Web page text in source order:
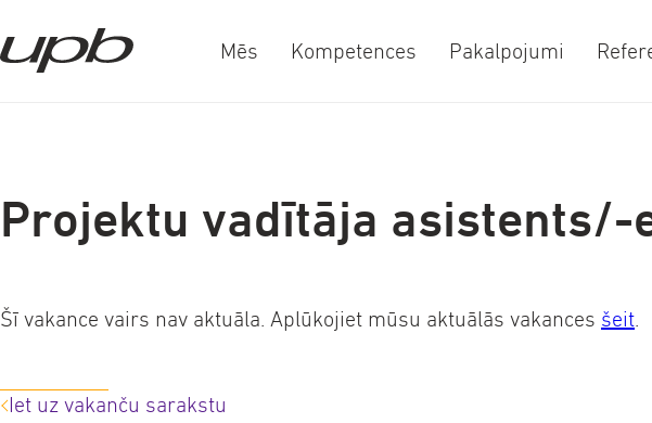
Mēs Kompetences Pakalpojumi
Projektu vadītāja asistents/-
Šī vakance vairs nav aktuāla. Aplūkojiet mūsu aktuālās vakances šeit.
Iet uz vakanču sarakstu